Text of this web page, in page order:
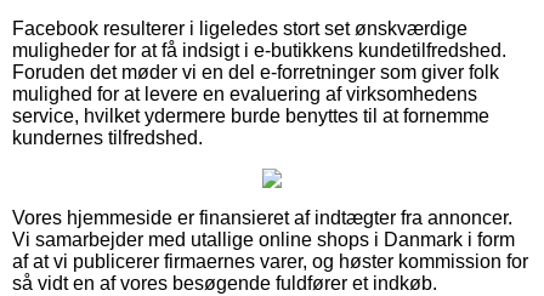
Facebook resulterer i ligeledes stort set ønskværdige
muligheder for at få indsigt i e-butikkens kundetilfredshed.
Foruden det møder vi en del e-forretninger som giver folk
mulighed for at levere en evaluering af virksomhedens
service, hvilket ydermere burde benyttes til at fornemme
kundernes tilfredshed.
Vores hjemmeside er finansieret af indtægter fra annoncer.
Vi samarbejder med utallige online shops i Danmark i form
af at vi publicerer firmaernes varer, og høster kommission for
så vidt en af vores besøgende fuldfører et indkøb.